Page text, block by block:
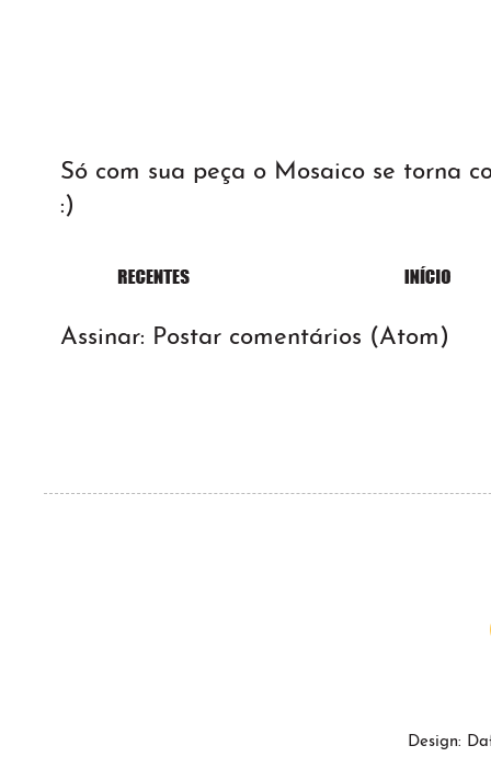
Só com sua peça o Mosaico se torna
:)
Assinar: Postar comentários (Atom)
Design: